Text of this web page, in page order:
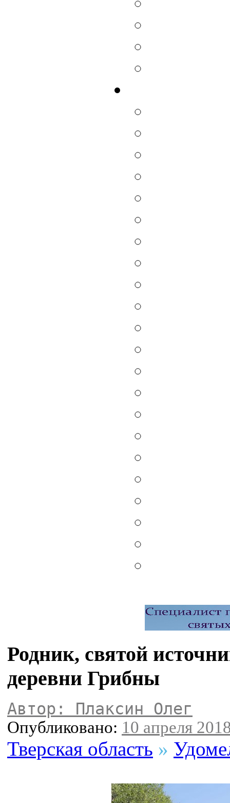
Родник, святой
деревни Грибны
Автор: Плаксин Олег
Опубликовано: 10 апреля
Тверская область »